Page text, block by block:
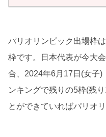
パリオリンピック出場枠
枠です。日本代表が今大
合、2024年6月17日(女子)
ンキングで残りの5枠(残
とができていればパリオ